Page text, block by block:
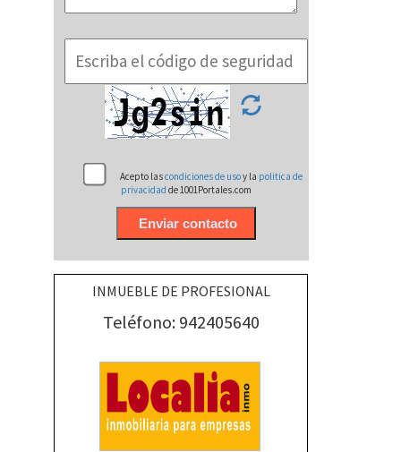
Acepto lascondiciones de usoy la politica de
privacidadde 1001Portales.com
INMUEBLE DE PROFESIONAL
Teléfono: 942405640